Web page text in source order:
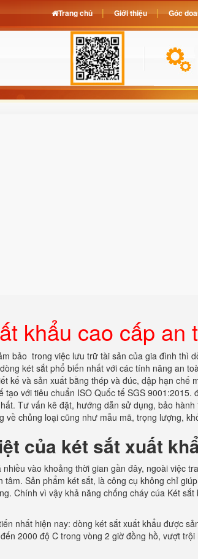
khẩu cao cấp an
bảo trong việc lưu trữ tài sản của gia đình thì
két sắt phổ biến nhất với các tính năng an
kế và sản xuất bằng thép và đúc, dập hạn chế
với tiêu chuẩn ISO Quốc tế SGS 9001:2015.
Tư vấn kê đặt, hướng dẫn sử dụng, bảo
về chủng loại cũng như mẫu mã, trọng lượng,
của két sắt xuất
vào khoảng thời gian gần đây, ngoài việc
Sản phẩm két sắt, là công cụ không chỉ
Chính vì vậy khả năng chống cháy cúa Két
nhất hiện nay: dòng két sắt xuất khẩu được
2000 độ C trong vòng 2 giờ đồng hồ, vượt
Trang chủ Giới thiệu Góc